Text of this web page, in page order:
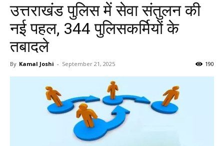
उत्तराखंड पुलिस में सेवा संतुलन की
नई पहल, 344 पुलिसकर्मियों के
तबादले
By Kamal Joshi - September 21, 2025 190